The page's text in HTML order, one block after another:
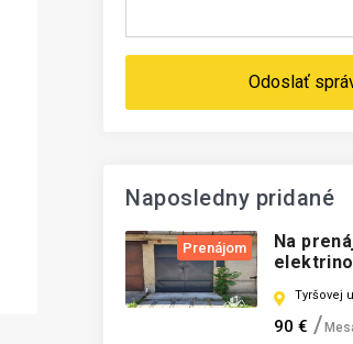
Odoslať
Naposledny pridané
Prenájom
Na
Tyršovej
90 €